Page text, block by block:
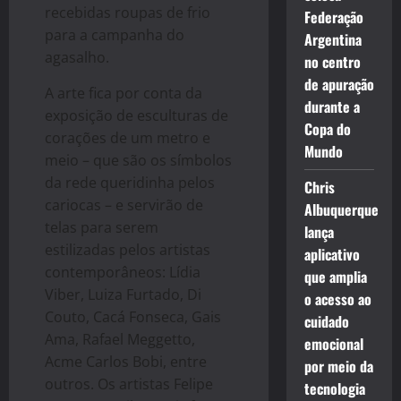
recebidas roupas de frio
para a campanha do
agasalho.
A arte fica por conta da
exposição de esculturas de
corações de um metro e
meio – que são os símbolos
da rede queridinha pelos
cariocas – e servirão de
telas para serem
estilizadas pelos artistas
contemporâneos: Lídia
Viber, Luiza Furtado, Di
Couto, Cacá Fonseca, Gais
Ama, Rafael Meggetto,
Acme Carlos Bobi, entre
outros. Os artistas Felipe
Federação
Argentina
no centro
de apuração
durante a
Copa do
Mundo
Chris
Albuquerque
lança
aplicativo
que amplia
o acesso ao
cuidado
emocional
por meio da
tecnologia